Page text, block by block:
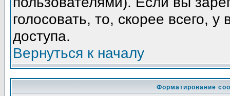
голосовать, то, скорее всего,
доступа.
Вернуться к началу
Форматирование